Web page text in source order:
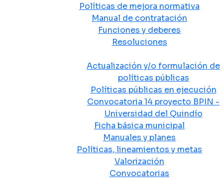
Políticas de mejora normativa
Manual de contratación
Funciones y deberes
Resoluciones
Actualización y/o formulación de
políticas públicas
Políticas públicas en ejecución
Convocatoria 14 proyecto BPIN -
Universidad del Quindío
Ficha básica municipal
Manuales y planes
Políticas, lineamientos y metas
Valorización
Convocatorias